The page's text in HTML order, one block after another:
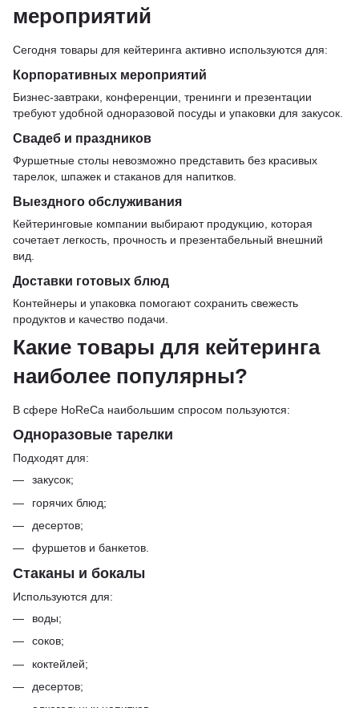
мероприятий
Сегодня товары для кейтеринга активно используются для:
Корпоративных мероприятий
Бизнес-завтраки, конференции, тренинги и презентации
требуют удобной одноразовой посуды и упаковки для закусок.
Свадеб и праздников
Фуршетные столы невозможно представить без красивых
тарелок, шпажек и стаканов для напитков.
Выездного обслуживания
Кейтеринговые компании выбирают продукцию, которая
сочетает легкость, прочность и презентабельный внешний
вид.
Доставки готовых блюд
Контейнеры и упаковка помогают сохранить свежесть
продуктов и качество подачи.
Какие товары для кейтеринга
наиболее популярны?
В сфере HoReCa наибольшим спросом пользуются:
Одноразовые тарелки
Подходят для:
закусок;
горячих блюд;
десертов;
фуршетов и банкетов.
Стаканы и бокалы
Используются для:
воды;
соков;
коктейлей;
десертов;